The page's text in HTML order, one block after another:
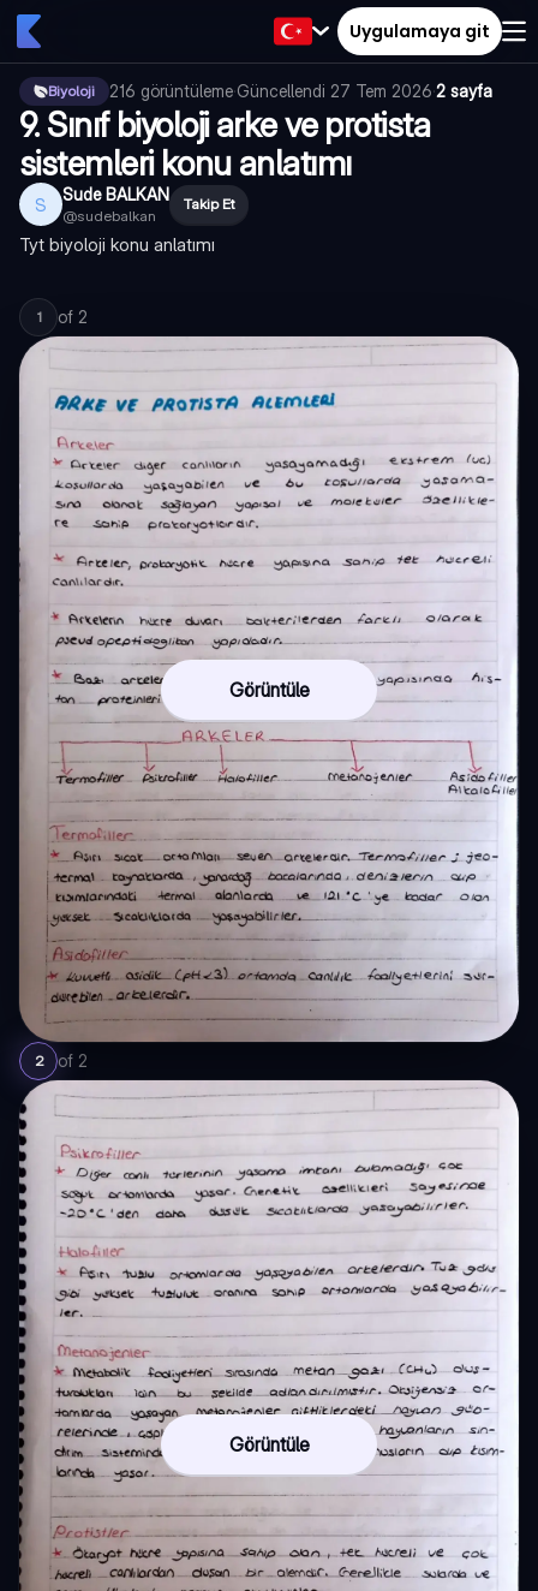
Uygulamaya git
Biyoloji 216 görüntüleme·Güncellendi 27 Tem 2026·2 sayfa
9. Sınıf biyoloji arke ve protista
sistemleri konu anlatımı
S Sude BALKAN
@sudebalkan
Takip Et
Tyt biyoloji konu anlatımı
1 of 2
Görüntüle
2 of 2
Görüntüle